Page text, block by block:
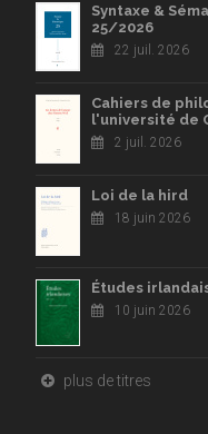
Syntaxe &
25/2026
22 juil. 2026
Cahiers de
l'université de
2 juil. 2026
Loi de la hird
18 juin 2026
Études
10 juin 2026
plus de titres